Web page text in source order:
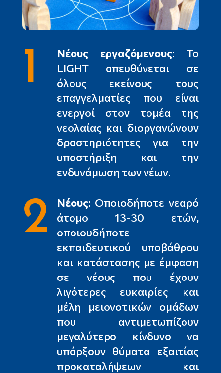
1 Νέους εργαζόμενους: Το
LIGHT απευθύνεται σε
όλους εκείνους τους
επαγγελματίες που είναι
ενεργοί στον τομέα της
νεολαίας και διοργανώνουν
δραστηριότητες για την
υποστήριξη και την
ενδυνάμωση των νέων.
2 Νέους: Οποιοδήποτε νεαρό
άτομο 13-30 ετών,
οποιουδήποτε
εκπαιδευτικού υποβάθρου
και κατάστασης με έμφαση
σε νέους που έχουν
λιγότερες ευκαιρίες και
μέλη μειονοτικών ομάδων
που αντιμετωπίζουν
μεγαλύτερο κίνδυνο να
υπάρξουν θύματα εξαιτίας
προκαταλήψεων και